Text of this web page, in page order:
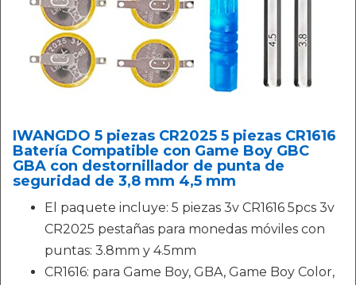
IWANGDO 5 piezas CR2025 5 piezas CR1616
Batería Compatible con Game Boy GBC
GBA con destornillador de punta de
seguridad de 3,8 mm 4,5 mm
El paquete incluye: 5 piezas 3v CR1616 5pcs 3v
CR2025 pestañas para monedas móviles con
puntas: 3.8mm y 4.5mm
CR1616: para Game Boy, GBA, Game Boy Color,